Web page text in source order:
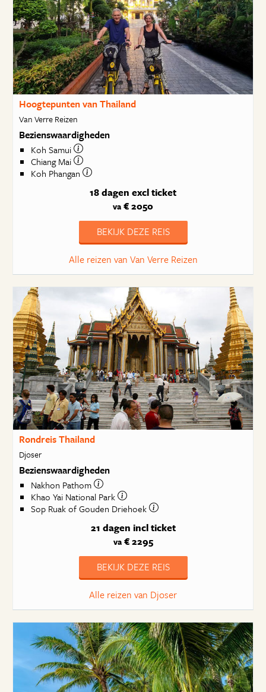
Hoogtepunten van Thailand
Van Verre Reizen
Bezienswaardigheden
Koh Samui
Chiang Mai
Koh Phangan
18 dagen excl ticket
va € 2050
BEKIJK DEZE REIS
Alle reizen van Van Verre Reizen
Rondreis Thailand
Djoser
Bezienswaardigheden
Nakhon Pathom
Khao Yai National Park
Sop Ruak of Gouden Driehoek
21 dagen incl ticket
va€ 2295
BEKIJK DEZE REIS
Alle reizen van Djoser